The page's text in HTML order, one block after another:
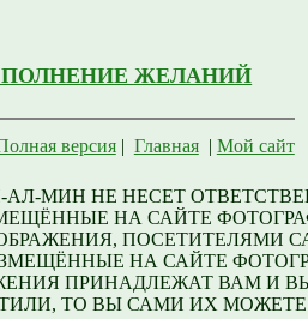
ЖЕЛАНИЙ
версия| Главная| Мой сайт
АЛ-МИН НЕ НЕСЕТ
НА САЙТЕ
ПОСЕТИТЕЛЯМИ
НА САЙТЕ
ПРИНАДЛЕЖАТ ВАМ И
ТО ВЫ САМИ ИХ МОЖЕТЕ